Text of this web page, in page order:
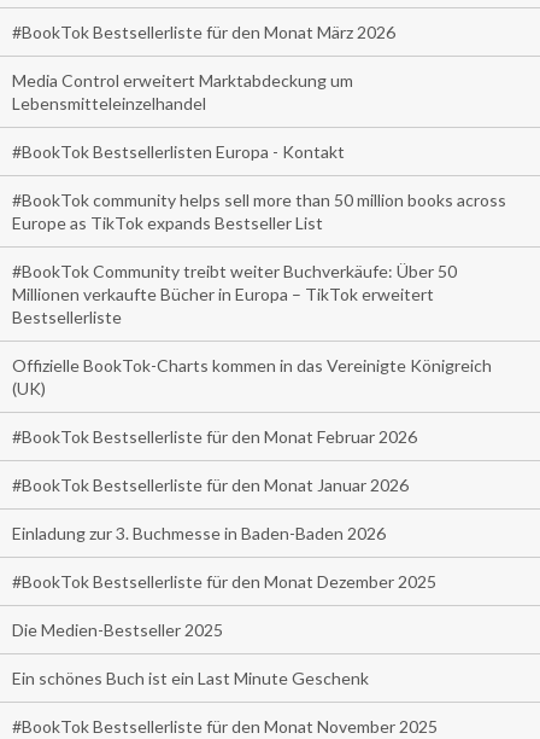
#BookTok Bestsellerliste für den Monat März 2026
Media Control erweitert Marktabdeckung um
Lebensmitteleinzelhandel
#BookTok Bestsellerlisten Europa - Kontakt
#BookTok community helps sell more than 50 million books across
Europe as TikTok expands Bestseller List
#BookTok Community treibt weiter Buchverkäufe: Über 50
Millionen verkaufte Bücher in Europa – TikTok erweitert
Bestsellerliste
Offizielle BookTok-Charts kommen in das Vereinigte Königreich
(UK)
#BookTok Bestsellerliste für den Monat Februar 2026
#BookTok Bestsellerliste für den Monat Januar 2026
Einladung zur 3. Buchmesse in Baden-Baden 2026
#BookTok Bestsellerliste für den Monat Dezember 2025
Die Medien-Bestseller 2025
Ein schönes Buch ist ein Last Minute Geschenk
#BookTok Bestsellerliste für den Monat November 2025